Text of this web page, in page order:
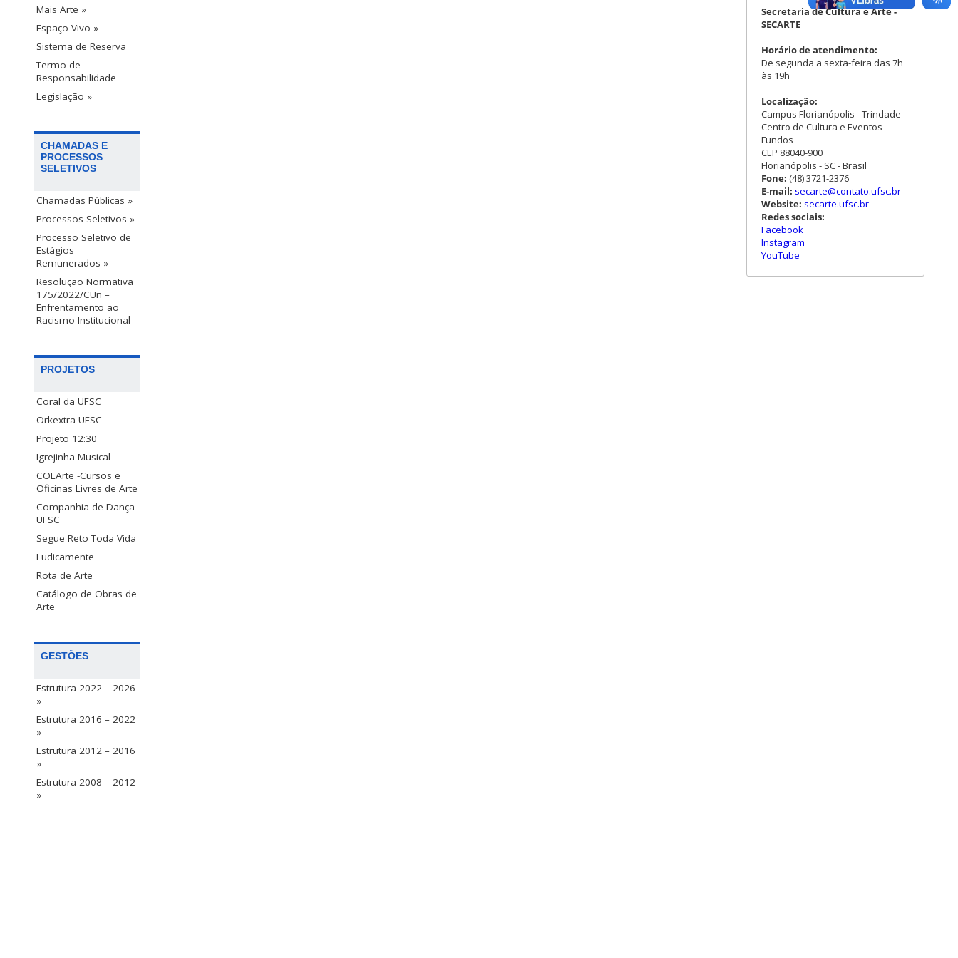
Mais Arte »
Espaço Vivo »
Sistema de Reserva
Termo de
Responsabilidade
Legislação »
CHAMADAS E
PROCESSOS
SELETIVOS
Chamadas Públicas »
Processos Seletivos »
Processo Seletivo de
Estágios
Remunerados »
Resolução Normativa
175/2022/CUn –
Enfrentamento ao
Racismo Institucional
PROJETOS
Coral da UFSC
Orkextra UFSC
Projeto 12:30
Igrejinha Musical
COLArte -Cursos e
Oficinas Livres de Arte
Companhia de Dança
UFSC
Segue Reto Toda Vida
Ludicamente
Rota de Arte
Catálogo de Obras de
Arte
GESTÕES
Estrutura 2022 – 2026
»
Estrutura 2016 – 2022
»
Estrutura 2012 – 2016
»
Estrutura 2008 – 2012
»
Secretaria de Cultura e Arte -
SECARTE
Horário de atendimento:
De segunda a sexta-feira das 7h
às 19h
Localização:
Campus Florianópolis - Trindade
Centro de Cultura e Eventos -
Fundos
CEP 88040-900
Florianópolis - SC - Brasil
Fone: (48) 3721-2376
E-mail: secarte@contato.ufsc.br
Website: secarte.ufsc.br
Redes sociais:
Facebook
Instagram
YouTube